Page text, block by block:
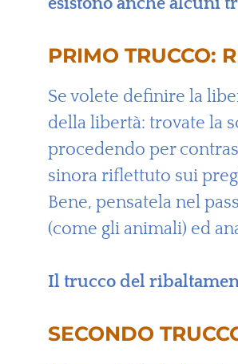
PRIMO TRUCCO:
Se volete definire la
della libertà: trovate la
procedendo per
sinora riflettuto sui
Bene, pensatela nel
(come gli animali) ed
Il trucco del
SECONDO